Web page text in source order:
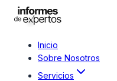
Inicio
Sobre Nosotros
Servicios